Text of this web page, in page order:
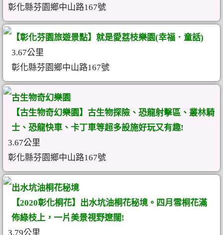
彰化縣芬園鄉中山路167號
【彰化芬園旅遊景點】就是愛荔枝樂園(幸福．童話)
3.67公里
彰化縣芬園鄉中山路167號
古生物奇幻樂園
【古生物奇幻樂園】古生物探險、恐龍射擊區、叢林騎
士、恐龍快車、卡丁車等超多設施好玩又有趣!
3.67公里
彰化縣芬園鄉中山路167號
出水坑油桐花秘境
【2020彰化桐花】出水坑油桐花秘境。四月雪桐花滿
佈綠枝上，一片美景視野遼闊!
3.79公里